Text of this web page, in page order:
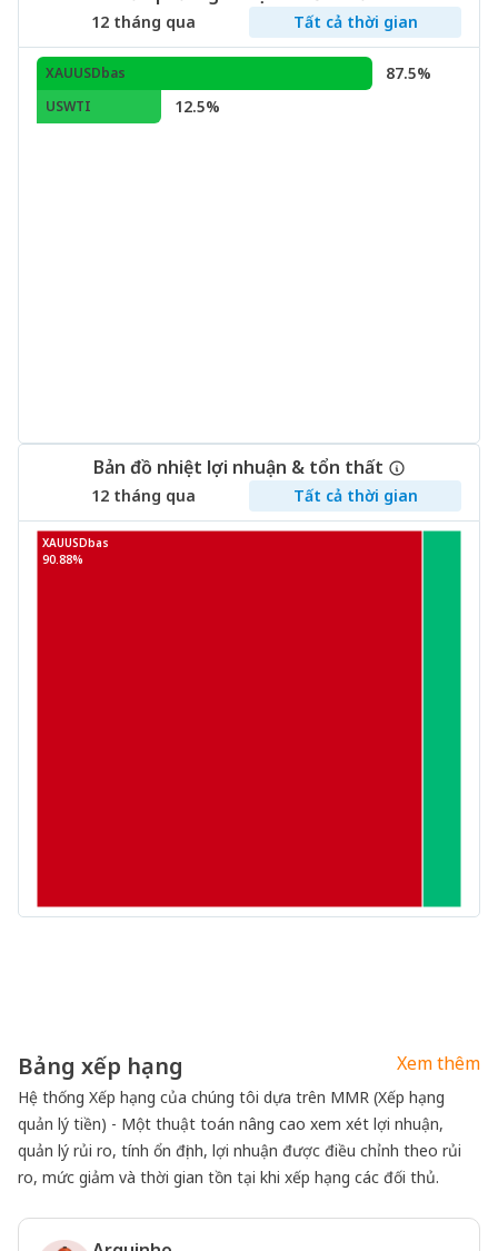
12 tháng qua Tất cả thời gian
XAUUSDbas 87.5%
USWTI 12.5%
Bản đồ nhiệt lợi nhuận & tổn thất
12 tháng qua Tất cả thời gian
XAUUSDbas
90.88%
Bảng xếp hạng Xem thêm
Hệ thống Xếp hạng của chúng tôi dựa trên MMR (Xếp hạng
quản lý tiền) - Một thuật toán nâng cao xem xét lợi nhuận,
quản lý rủi ro, tính ổn định, lợi nhuận được điều chỉnh theo rủi
ro, mức giảm và thời gian tồn tại khi xếp hạng các đối thủ.